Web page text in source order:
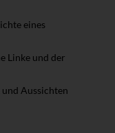
eines
Linke und der
Aussichten